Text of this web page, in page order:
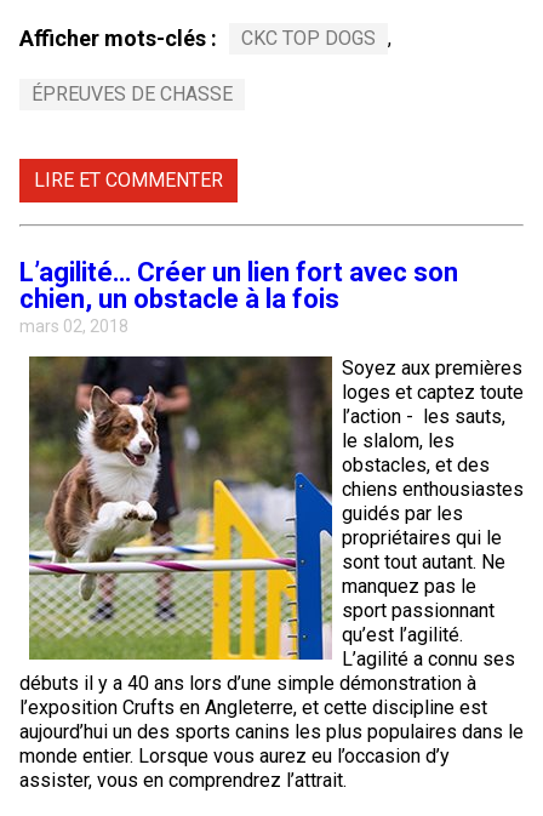
Afficher mots-clés : CKC TOP DOGS ,
ÉPREUVES DE CHASSE
LIRE ET COMMENTER
L’agilité… Créer un lien fort avec son
chien, un obstacle à la fois
mars 02, 2018
Soyez aux premières
loges et captez toute
l’action - les sauts,
le slalom, les
obstacles, et des
chiens enthousiastes
guidés par les
propriétaires qui le
sont tout autant. Ne
manquez pas le
sport passionnant
qu’est l’agilité.
L’agilité a connu ses
débuts il y a 40 ans lors d’une simple démonstration à
l’exposition Crufts en Angleterre, et cette discipline est
aujourd’hui un des sports canins les plus populaires dans le
monde entier. Lorsque vous aurez eu l’occasion d’y
assister, vous en comprendrez l’attrait.